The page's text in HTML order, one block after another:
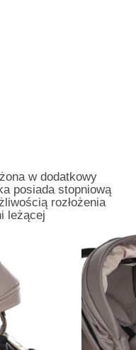
w dodatkowy
posiada stopniową
rozłożenia
leżącej